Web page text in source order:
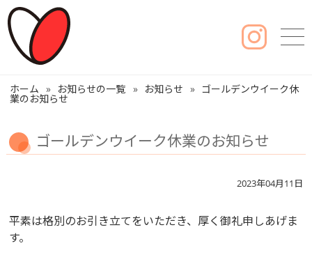
ホーム お知らせの一覧 お知らせ ゴールデンウイーク休
業のお知らせ
ゴールデンウイーク休業のお知らせ
2023年04月11日
平素は格別のお引き立てをいただき、厚く御礼申しあげま
す。